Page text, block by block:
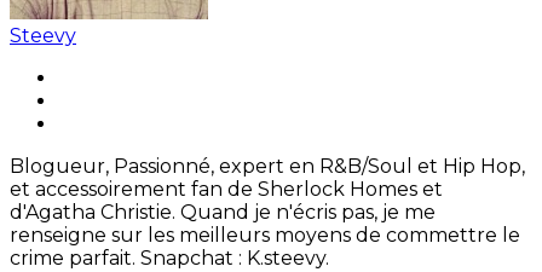
Steevy
Blogueur, Passionné, expert en R&B/Soul et Hip Hop,
et accessoirement fan de Sherlock Homes et
d'Agatha Christie. Quand je n'écris pas, je me
renseigne sur les meilleurs moyens de commettre le
crime parfait. Snapchat : K.steevy.